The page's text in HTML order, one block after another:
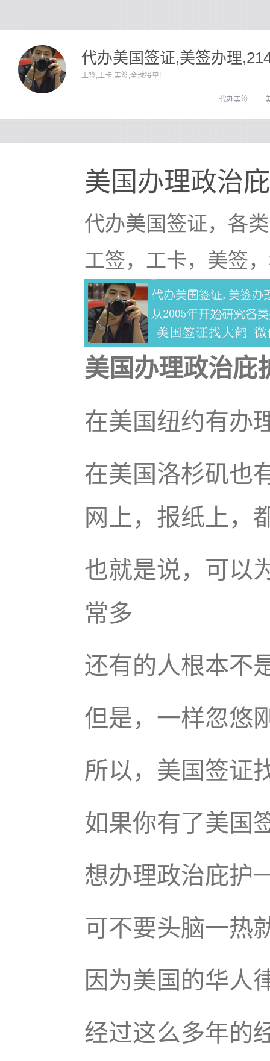
代办美国签证,美签办理
工签,工卡.美签,全球接单!
代办美签
美国办理政治
代办美国签证，各
工签，工卡，美签
美国办理政治庇
在美国纽约有办
在美国洛杉矶也
网上，报纸上，
也就是说，可以
常多
还有的人根本不
但是，一样忽悠
所以，美国签证
如果你有了美国
想办理政治庇护
可不要头脑一热
因为美国的华人
经过这么多年的